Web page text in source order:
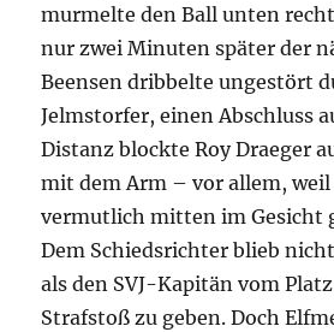
murmelte den Ball unten
nur zwei Minuten später der
Beensen dribbelte ungestört
Jelmstorfer, einen Abschluss
Distanz blockte Roy Draeger
mit dem Arm – vor allem,
vermutlich mitten im Gesicht
Dem Schiedsrichter blieb
als den SVJ-Kapitän vom
Strafstoß zu geben. Doch